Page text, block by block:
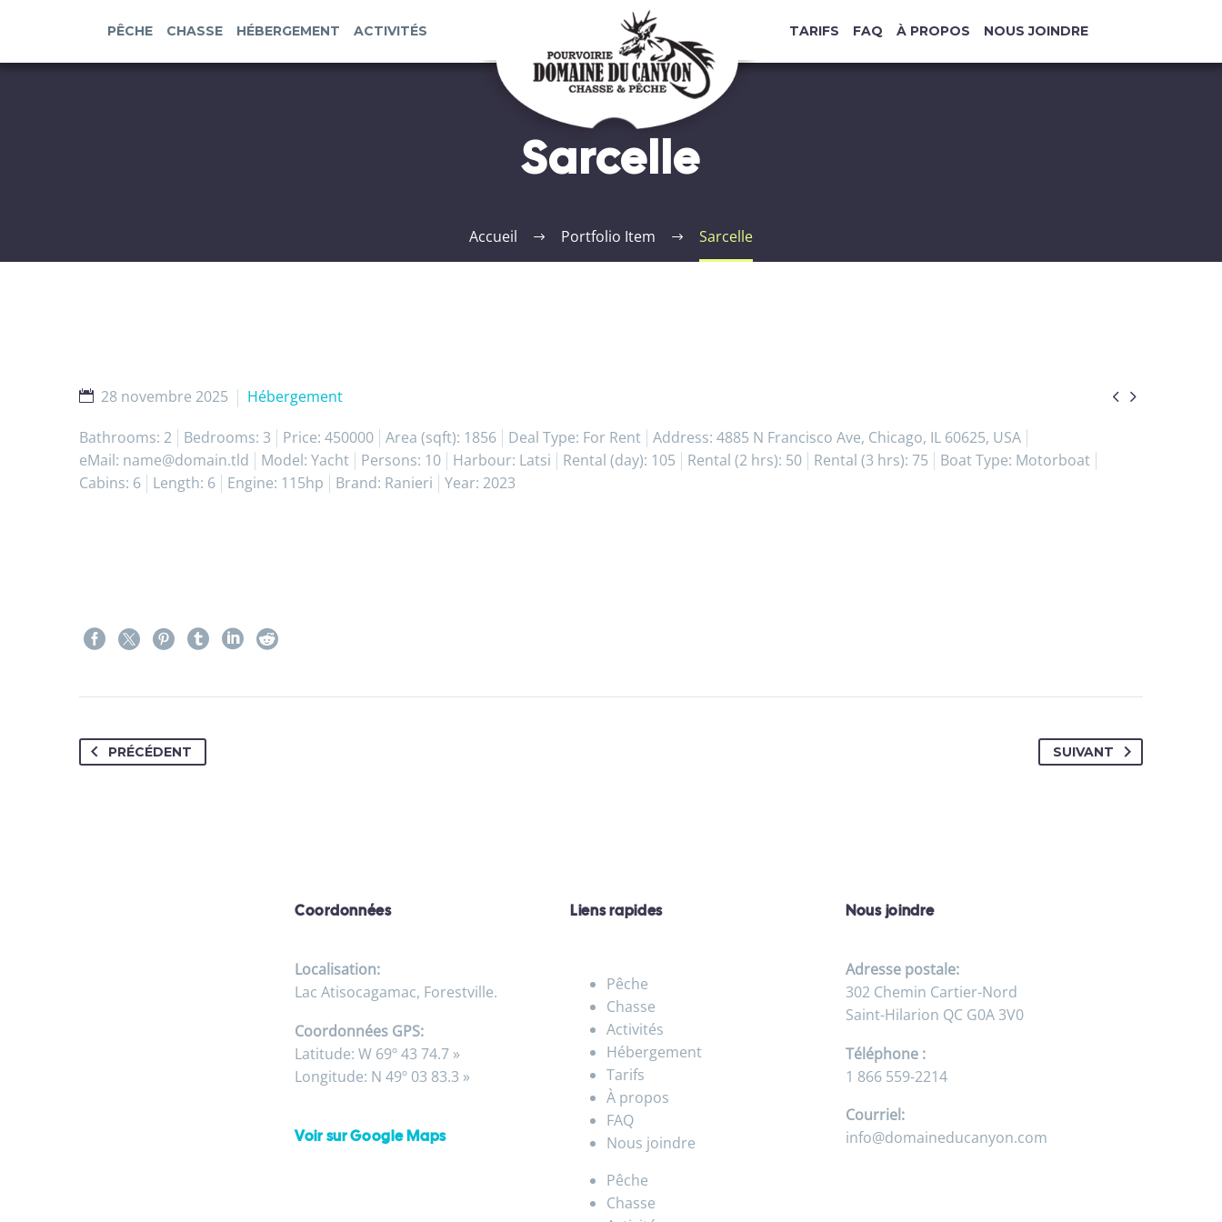
PÊCHE CHASSE HÉBERGEMENT ACTIVITÉS TARIFS FAQ À PROPOS NOUS JOINDRE
Sarcelle
Accueil Portfolio Item Sarcelle
 
28 novembre 2025 Hébergement
Bathrooms: 2 Bedrooms: 3 Price: 450000 Area (sqft): 1856 Deal Type: For Rent Address: 4885 N Francisco Ave, Chicago, IL 60625, USA
eMail: name@domain.tld
Model: Yacht Persons: 10 Harbour: Latsi Rental (day): 105 Rental (2 hrs): 50 Rental (3 hrs): 75
Boat Type: Motorboat
Cabins: 6
Length: 6 Engine: 115hp Brand: Ranieri Year: 2023
PRÉCÉDENT SUIVANT
Coordonnées
Localisation:
Lac Atisocagamac, Forestville.
Coordonnées GPS:
Latitude: W 69º 43 74.7 »
Longitude: N 49º 03 83.3 »
Voir sur Google Maps
Liens rapides
Pêche
Chasse
Activités
Hébergement
Tarifs
À propos
FAQ
Nous joindre
Pêche
Chasse
Nous joindre
Adresse postale:
302 Chemin Cartier-Nord
Saint-Hilarion QC G0A 3V0
Téléphone :
1 866 559-2214
Courriel:
info@domaineducanyon.com